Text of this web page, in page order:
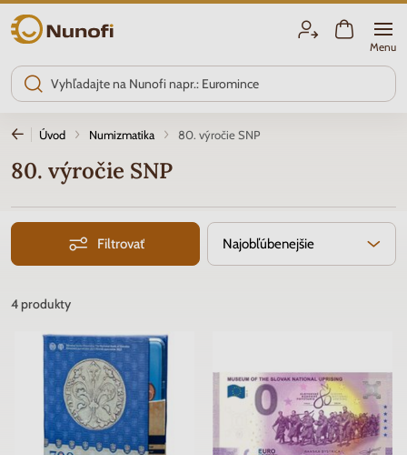
Nunofi.sk
Menu
Úvod Numizmatika 80. výročie SNP
80. výročie SNP
Filtrovať Najobľúbenejšie
4produkty